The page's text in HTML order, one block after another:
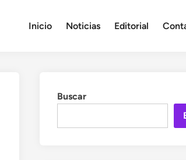
Inicio Noticias Editorial
Buscar